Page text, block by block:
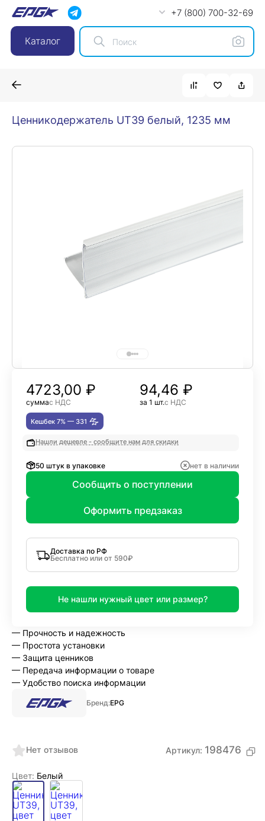
+7 (800) 700-32-69
Каталог
Ценникодержатель UT39 белый, 1235 мм
Нет отзывов Артикул: 198476
Цвет: Белый
4723,00 ₽
суммас НДС
94,46 ₽
за 1 шт.с НДС
Кешбек 7% — 331
Нашли дешевле - сообщите нам для скидки
50 штук в упаковке нет в наличии
Сообщить о поступлении
Оформить предзаказ
Доставка по РФ
Бесплатно или от 590₽
Не нашли нужный цвет или размер?
— Прочность и надежность
— Простота установки
— Защита ценников
— Передача информации о товаре
— Удобство поиска информации
Бренд:EPG